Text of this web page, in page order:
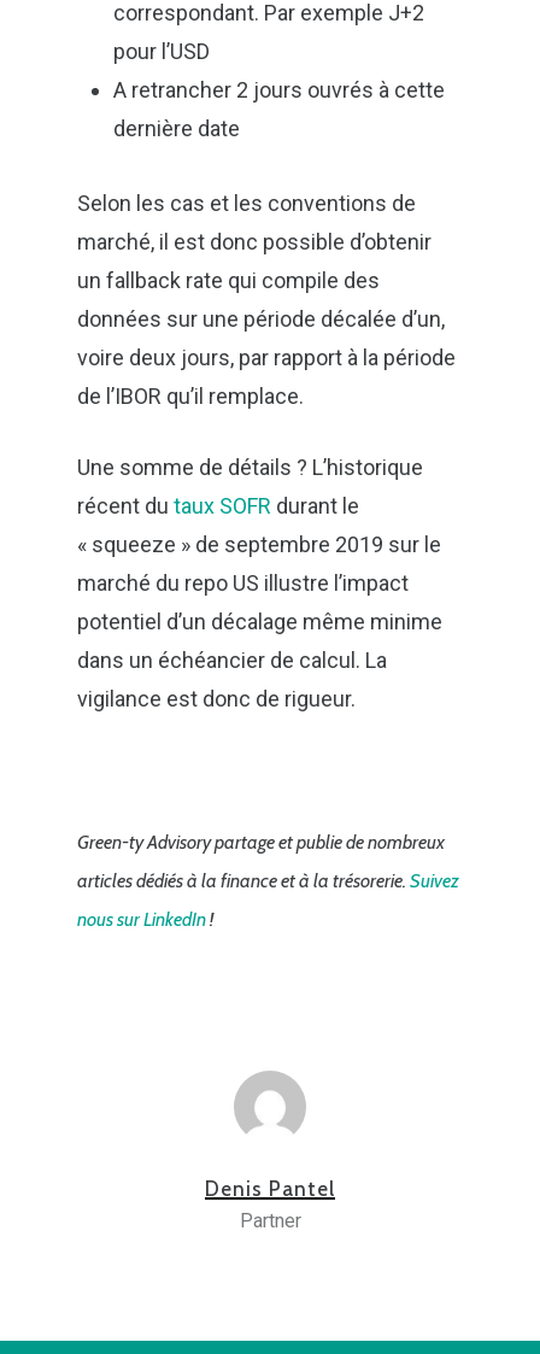
correspondant. Par exemple J+2
pour l’USD
A retrancher 2 jours ouvrés à cette
dernière date
Selon les cas et les conventions de
marché, il est donc possible d’obtenir
un fallback rate qui compile des
données sur une période décalée d’un,
voire deux jours, par rapport à la période
de l’IBOR qu’il remplace.
Une somme de détails ? L’historique
récent dutaux SOFRdurant le
« squeeze » de septembre 2019 sur le
marché du repo US illustre l’impact
potentiel d’un décalage même minime
dans un échéancier de calcul. La
vigilance est donc de rigueur.
Green-ty Advisory partage et publie de nombreux
articles dédiés à la finance et à la trésorerie.Suivez
nous sur LinkedIn!
Denis Pantel
Partner